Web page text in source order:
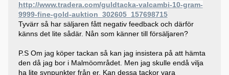
http://www.tradera.com/guldtacka-valcambi-10-gram-
9999-fine-gold-auktion_302605_157698715
Tyvärr så har säljaren fått negativ feedback och därför
känns det lite sådär. Nån som känner till försäljaren?
P.S Om jag köper tackan så kan jag insistera på att hämta
den då jag bor i Malmöområdet. Men jag skulle endå vilja
ha lite synpunkter från er. Kan dessa tackor vara